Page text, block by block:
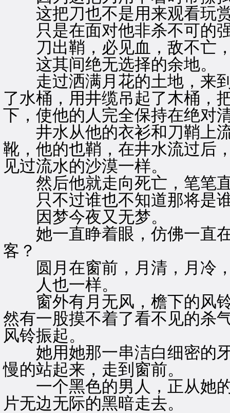
这把刀也不是用来观看玩
只是在面对他非杀不可的强
刀出鞘，必见血，敌不亡
这其间绝无选择的余地。
走过洒满月花的土地，来到
了水桶，用井缆吊起了木桶，
下，使他的人完全保持在绝对
井水从他的衣衫和刀鞘上流
靴，他的也鞘，在井水流过后
见过流水的沙漠一样。
然后他就走向死亡，笔笔直
只不过谁也不知道那将是
因梦今夜又无梦。
她一直睁着眼，仿佛一直在
客？
圆月在窗前，月清，月冷，
人也一样。
窗外有月无风，檐下的风铃
然有一股摸不着了看不见的杀
风铃振起。
她用她那一串洁白细密的牙
慢的站起来，走到窗前。
一个黑色的男人，正从她的
片无边无际的黑暗走去。